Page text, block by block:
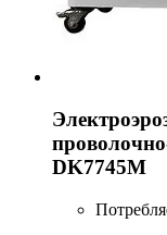
DK7745М